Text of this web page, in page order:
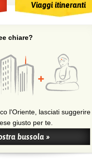
Viaggi itineranti
chiare?
l'Oriente, lasciati suggerire
giusto per te.
bussola »